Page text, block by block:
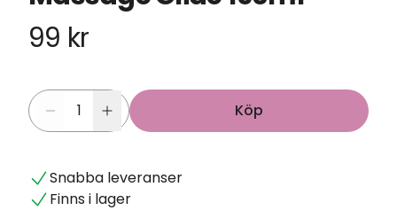
99 kr
Köp
Snabba leveranser
Finns i lager